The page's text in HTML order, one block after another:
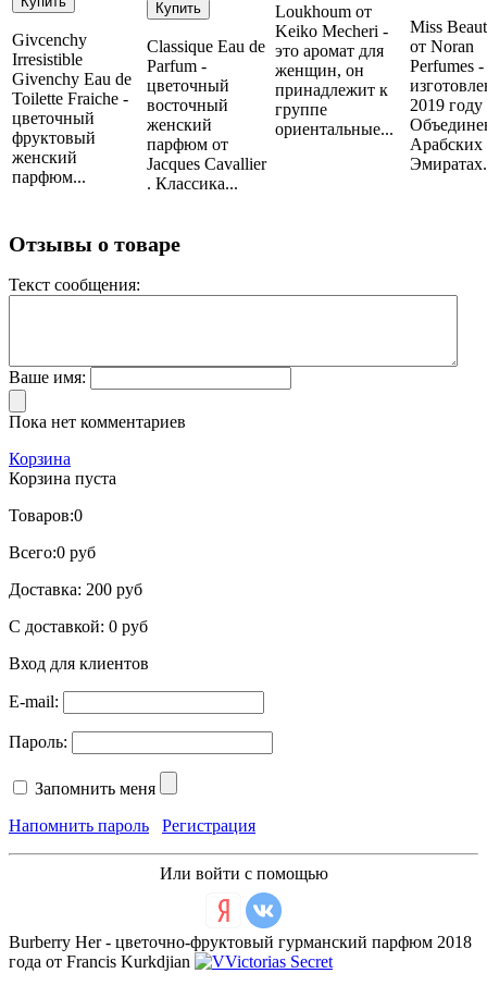
Givcenchy
Irresistible
Givenchy Eau de
Toilette Fraiche -
цветочный
фруктовый
женский
парфюм...
Classique Eau de
Parfum -
цветочный
восточный
женский
парфюм от
Jacques Cavallier
. Классика...
Loukhoum от
Keiko Mecheri -
это аромат для
женщин, он
принадлежит к
группе
ориентальные...
Miss
от Noran
Perfumes -
2019 году
Арабских
Отзывы о товаре
Текст сообщения:
Ваше имя:
Пока нет комментариев
Корзина
Корзина пуста
Товаров:0
Всего:0 руб
Доставка: 200 руб
С доставкой: 0 руб
Вход для клиентов
E-mail:
Пароль:
Запомнить меня
Напомнить пароль
Регистрация
Или войти с помощью
Burberry Her - цветочно-фруктовый гурманский парфюм 2018
года от Francis Kurkdjian